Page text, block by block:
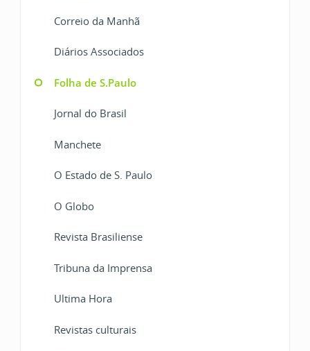
Correio da Manhã
Diários Associados
Folha de S.Paulo
Jornal do Brasil
Manchete
O Estado de S. Paulo
O Globo
Revista Brasiliense
Tribuna da Imprensa
Ultima Hora
Revistas culturais